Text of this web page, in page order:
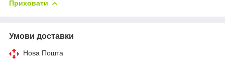
Приховати
Умови доставки
Нова Пошта